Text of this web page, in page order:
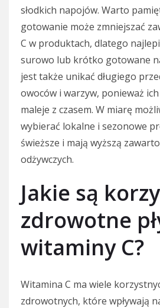
słodkich napojów. Warto
gotowanie może zmniejszać
C w produktach, dlatego
surowo lub krótko gotowane
jest także unikać długiego
owoców i warzyw, ponieważ
maleje z czasem. W miarę
wybierać lokalne i sezonowe
świeższe i mają wyższą
odżywczych.
Jakie są
zdrowotne
witaminy C?
Witamina C ma wiele
zdrowotnych, które wpływają